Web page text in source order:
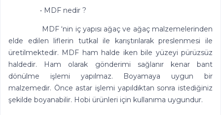
• MDF nedir ?
MDF ‘nin iç yapısı ağaç ve ağaç malzemelerinden
elde edilen liflerin tutkal ile karıştırılarak preslenmesi ile
üretilmektedir. MDF ham halde iken bile yüzeyi pürüzsüz
haldedir. Ham olarak gönderimi sağlanır kenar bant
dönülme işlemi yapılmaz. Boyamaya uygun bir
malzemedir. Önce astar işlemi yapıldıktan sonra istediğiniz
şekilde boyanabilir. Hobi ürünleri için kullanıma uygundur.